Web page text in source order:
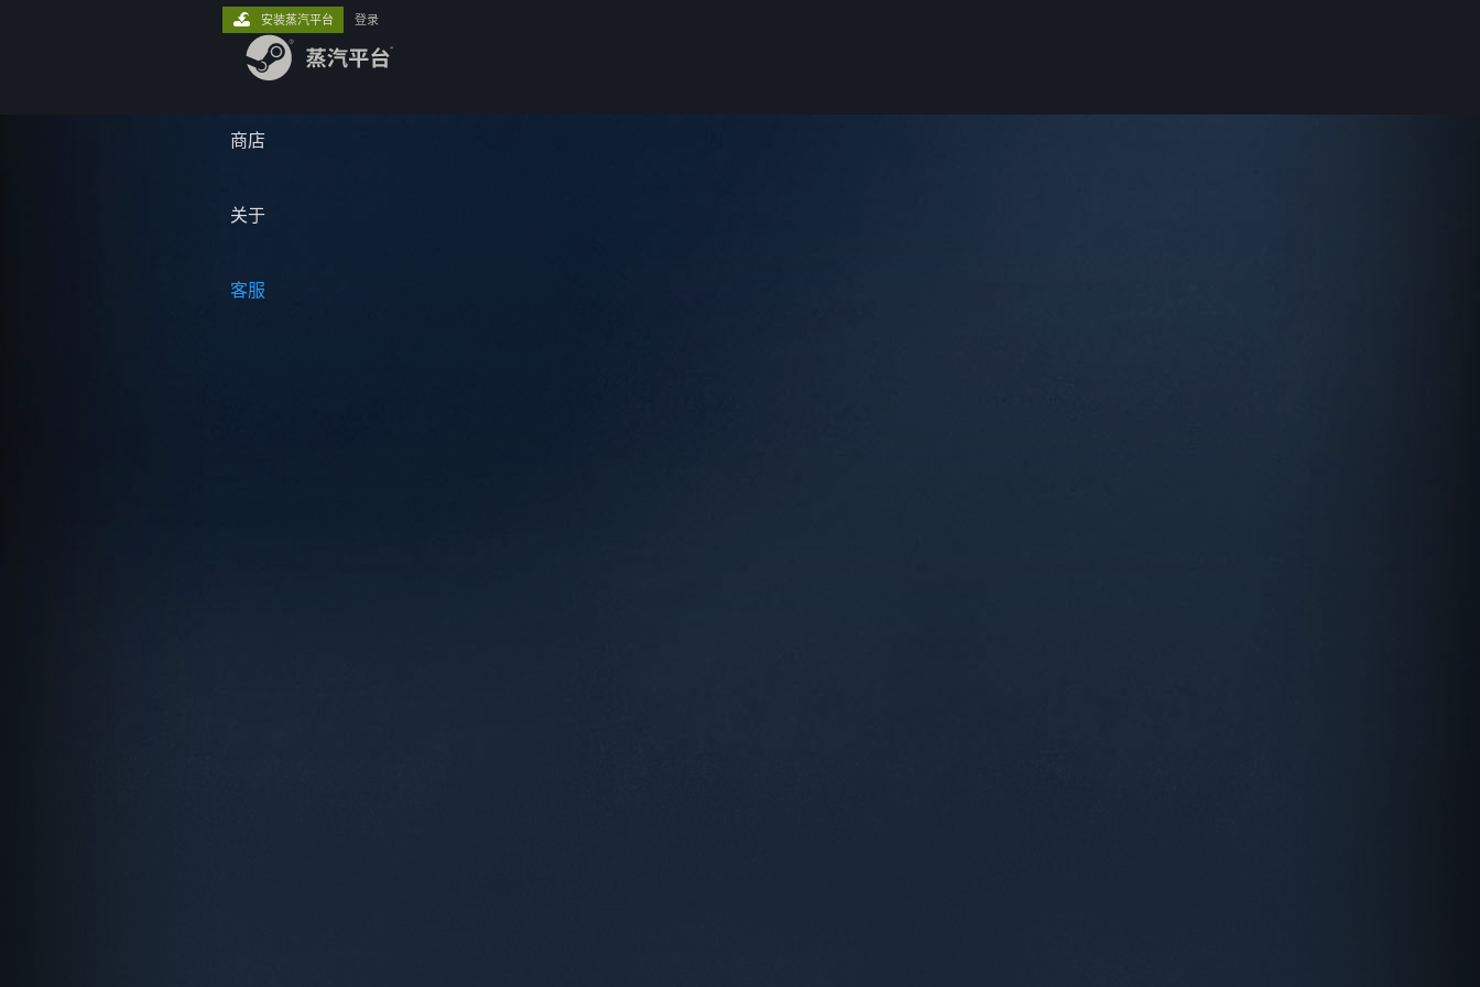
商店
关于
客服
安装蒸汽平台 登录